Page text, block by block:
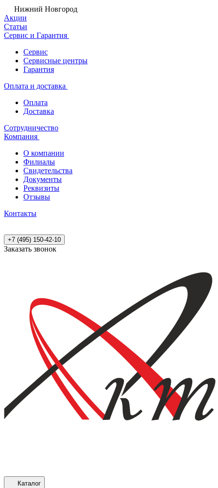
Нижний Новгород
Акции
Статьи
Сервис и Гарантия
Сервис
Сервисные центры
Гарантия
Оплата и доставка
Оплата
Доставка
Сотрудничество
Компания
О компании
Филиалы
Свидетельства
Документы
Реквизиты
Отзывы
Контакты
+7 (495) 150-42-10
Заказать звонок
Каталог